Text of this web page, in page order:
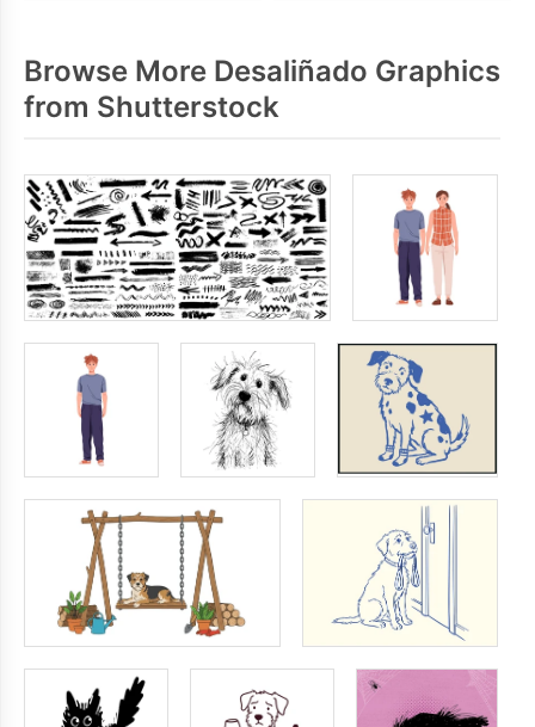
Browse More Desaliñado Graphics
from Shutterstock